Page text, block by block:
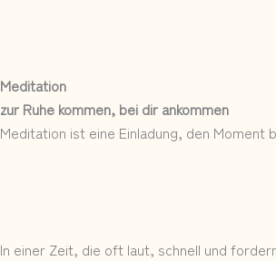
Meditation
zur Ruhe kommen, bei dir ankommen
Meditation ist eine Einladung, den Moment
In einer Zeit, die oft laut, schnell und